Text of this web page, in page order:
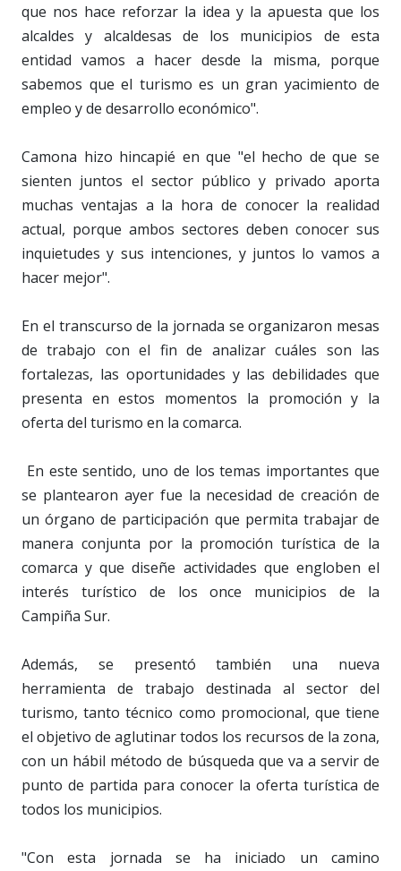
que nos hace reforzar la idea y la apuesta que los
alcaldes y alcaldesas de los municipios de esta
entidad vamos a hacer desde la misma, porque
sabemos que el turismo es un gran yacimiento de
empleo y de desarrollo económico".
Camona hizo hincapié en que "el hecho de que se
sienten juntos el sector público y privado aporta
muchas ventajas a la hora de conocer la realidad
actual, porque ambos sectores deben conocer sus
inquietudes y sus intenciones, y juntos lo vamos a
hacer mejor".
En el transcurso de la jornada se organizaron mesas
de trabajo con el fin de analizar cuáles son las
fortalezas, las oportunidades y las debilidades que
presenta en estos momentos la promoción y la
oferta del turismo en la comarca.
En este sentido, uno de los temas importantes que
se plantearon ayer fue la necesidad de creación de
un órgano de participación que permita trabajar de
manera conjunta por la promoción turística de la
comarca y que diseñe actividades que engloben el
interés turístico de los once municipios de la
Campiña Sur.
Además, se presentó también una nueva
herramienta de trabajo destinada al sector del
turismo, tanto técnico como promocional, que tiene
el objetivo de aglutinar todos los recursos de la zona,
con un hábil método de búsqueda que va a servir de
punto de partida para conocer la oferta turística de
todos los municipios.
"Con esta jornada se ha iniciado un camino